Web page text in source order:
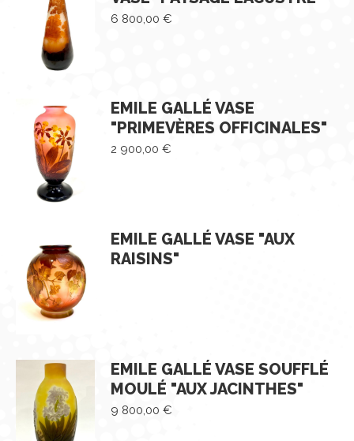
6 800,00 €
EMILE GALLÉ VASE
"PRIMEVÈRES OFFICINALES"
2 900,00 €
EMILE GALLÉ VASE "AUX
RAISINS"
EMILE GALLÉ VASE SOUFFLÉ
MOULÉ "AUX JACINTHES"
9 800,00 €